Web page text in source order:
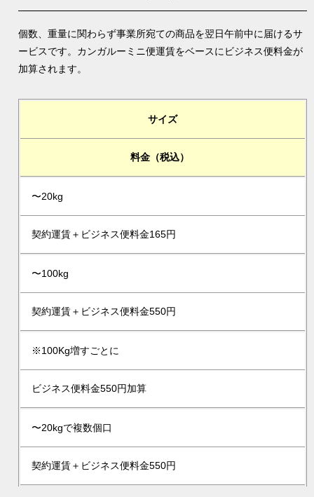
個数、重量に関わらず事業所宛ての商品を翌日午前中に届けるサ
ービスです。カンガルーミニ便運賃をベースにビジネス便料金が
加算されます。
サイズ
料金（税込）
〜20kg
契約運賃＋ビジネス便料金165円
〜100kg
契約運賃＋ビジネス便料金550円
※100Kg増すごとに
ビジネス便料金550円加算
〜20kgで複数個口
契約運賃＋ビジネス便料金550円